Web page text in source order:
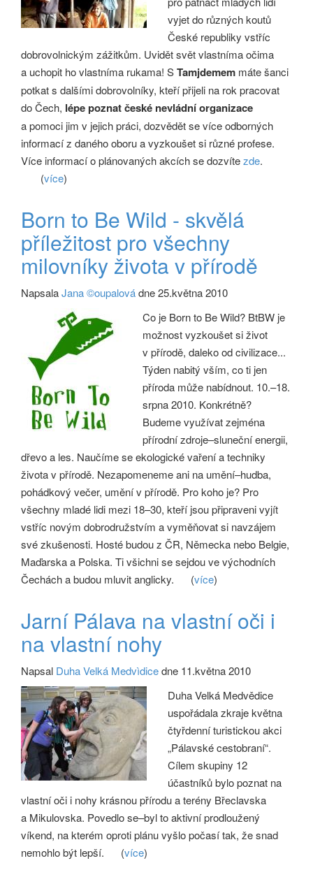
vyjet do různých koutů
České republiky vstříc
dobrovolnickým zážitkům. Uvidět svět vlastníma očima
a uchopit ho vlastníma rukama! STamjdemem máte šanci
potkat s dalšími dobrovolníky, kteří přijeli na rok pracovat
do Čech, lépe poznat české nevládní organizace
a pomoci jim v jejich práci, dozvědět se více odborných
informací z daného oboru a vyzkoušet si různé profese.
Více informací o plánovaných akcích se dozvítezde.
(více)
Born to Be Wild - skvělá
příležitost pro všechny
milovníky života v přírodě
NapsalaJana ©oupalovádne 25.května 2010
Co je Born to Be Wild? BtBW je
možnost vyzkoušet si život
v přírodě, daleko od civilizace...
Týden nabitý vším, co ti jen
příroda může nabídnout. 10.–18.
srpna 2010. Konkrétně?
Budeme využívat zejména
přírodní zdroje–sluneční energii,
dřevo a les. Naučíme se ekologické vaření a techniky
života v přírodě. Nezapomeneme ani na umění–hudba,
pohádkový večer, umění v přírodě. Pro koho je? Pro
všechny mladé lidi mezi 18–30, kteří jsou připraveni vyjít
vstříc novým dobrodružstvím a vyměňovat si navzájem
své zkušenosti. Hosté budou z ČR, Německa nebo Belgie,
Maďarska a Polska. Ti všichni se sejdou ve východních
Čechách a budou mluvit anglicky.
(více)
Jarní Pálava na vlastní oči i
na vlastní nohy
Napsal Duha Velká Medvìdicedne 11.května 2010
Duha Velká Medvědice
uspořádala zkraje května
čtyřdenní turistickou akci
„Pálavské cestobraní“.
Cílem skupiny 12
účastníků bylo poznat na
vlastní oči i nohy krásnou přírodu a terény Břeclavska
a Mikulovska. Povedlo se–byl to aktivní prodloužený
víkend, na kterém oproti plánu vyšlo počasí tak, že snad
nemohlo být lepší.
(více)